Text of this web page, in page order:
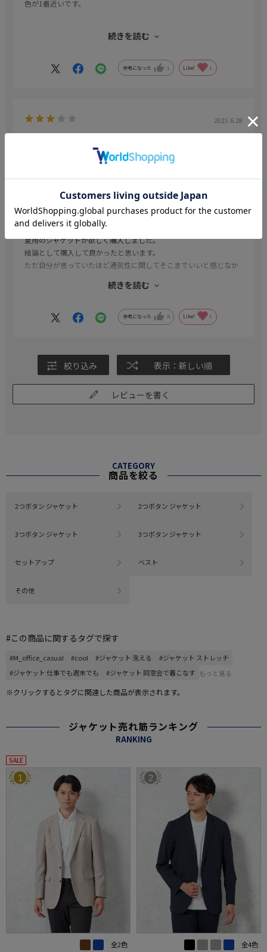
色が1番近いです。
より若干薄いかなといった厚さです。
続きを読む
参考になった 1 Like! 1
2025.6.28
／サイズ：Y6(身長170-175、ウエスト78cm)
年代:40代 身長: 171～175cm 体型:ふつう
夏用のジャケットが欲しく購入しました。
結論として購入して良かったと思います。
ただ自分が思っていたほど通気性に関してそこまでいいと感じなか
伸縮性もあり着心地は良かったです。
うのが無理があるのかもしれませんね。
あと洗濯してもすぐ乾いてシワも目立ちません。
本格的な夏になれば半袖ワイシャツのみになるとは思いますが、ス
マホやペンやメモを仕事柄持ち歩く必要があるので会社置いて活用
したいと思います。
続きを読む
参考になった 0 Like! 1
絞り込み 表示：新しい順
レビューを書く
CATEGORY
商品を絞る
2つボタン ジャケット 2つボタン ジャケット
3つボタン ジャケット 3つボタン ジャケット
セットアップ ベスト
その他
#この商品に関するタグで探す
#M_office_casual #cool #ジャケット 洗える
#ジャケット ストレッチ
#ジャケット 仕事でも週末でも
#ジャケット 同窓会で着こなす もっと見る
※クリックするとタグに関連した商品が表示されます。
ジャケット売れ筋ランキング
RANKING
SALE
1
全2色
2
全4色